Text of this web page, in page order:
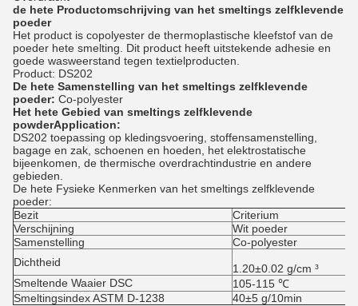
de hete Productomschrijving van het smeltings zelfklevende
poeder
Het product is copolyester de thermoplastische kleefstof van de
poeder hete smelting. Dit product heeft uitstekende adhesie en
goede wasweerstand tegen textielproducten.
Product: DS202
De hete Samenstelling van het smeltings zelfklevende
poeder: Co-polyester
Het hete Gebied van smeltings zelfklevende
powderApplication:
DS202 toepassing op kledingsvoering, stoffensamenstelling,
bagage en zak, schoenen en hoeden, het elektrostatische
bijeenkomen, de thermische overdrachtindustrie en andere
gebieden.
De hete Fysieke Kenmerken van het smeltings zelfklevende
poeder:
Bezit
Criterium
Verschijning
Wit poeder
Samenstelling
Co-polyester
Dichtheid
1.20±0.02 g/cm ³
Smeltende Waaier DSC
105-115 ℃
Smeltingsindex ASTM D-1238
40±5 g/10min